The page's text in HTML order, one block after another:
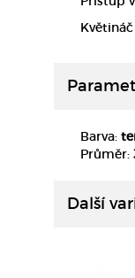
Barva:
Průměr:
Další